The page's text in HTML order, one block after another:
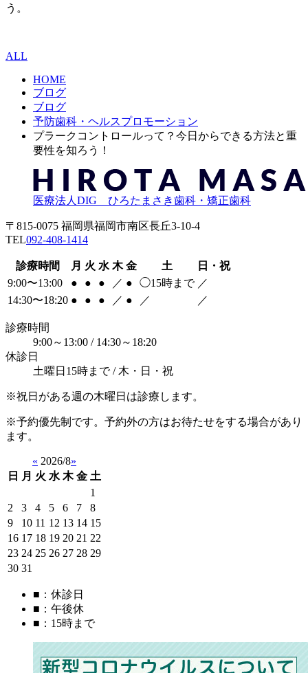
う。
ALL
HOME
ブログ
ブログ
予防歯科・ヘルスプロモーション
プラークコントロールって？今日からできる方法と重
要性を知ろう！
医療法人DIG ひろたまさき歯科・矯正歯科
〒815-0075 福岡県福岡市南区長丘3-10-4
TEL092-408-1414
診療時間 月 火 水 木 金 土
日・祝
9:00〜13:00
● ● ● ／ ● ◯15時まで ／
14:30〜18:20 ● ● ● ／ ● ／ ／
診療時間
9:00～13:00 / 14:30～18:20
休診日
土曜日15時まで / 木・日・祝
※祝日がある週の木曜日は診療します。
※予約優先制です。予約外の方はお待たせをする場合があり
ます。
« 2026/8»
日
月 火 水 木 金 土
1
2
3 4 5 6 7
8
9
10 11 12 13 14 15
16 17 18 19 20 21 22
23 24 25 26 27 28 29
30 31
■ ：休診日
■ ：午後休
■ ：15時まで